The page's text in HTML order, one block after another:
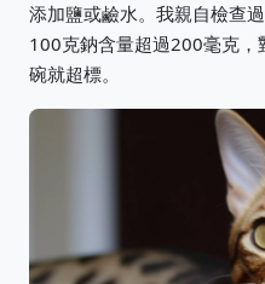
添加鹽或鹼水。我親自檢查
100克鈉含量超過200毫克
碗就超標。